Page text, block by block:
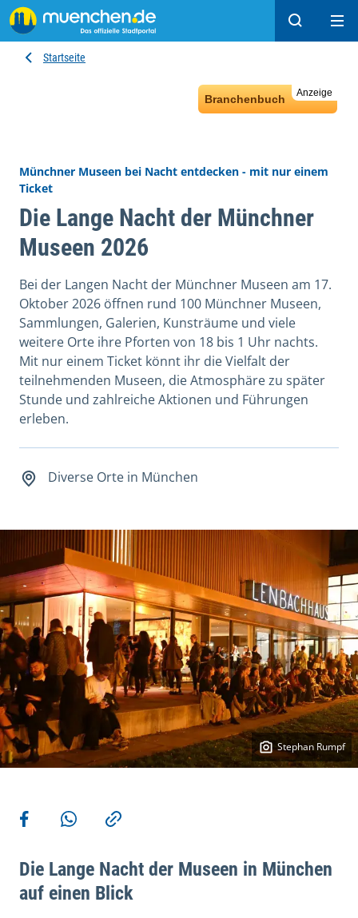
Suchen
Startseite
Anzeige
Branchenbuch
Münchner Museen bei Nacht entdecken - mit nur einem
Ticket
Die Lange Nacht der Münchner
Museen 2026
Bei der Langen Nacht der Münchner Museen am 17.
Oktober 2026 öffnen rund 100 Münchner Museen,
Sammlungen, Galerien, Kunsträume und viele
weitere Orte ihre Pforten von 18 bis 1 Uhr nachts.
Mit nur einem Ticket könnt ihr die Vielfalt der
teilnehmenden Museen, die Atmosphäre zu später
Stunde und zahlreiche Aktionen und Führungen
erleben.
Datum und Veranstaltungsort
Diverse Orte in München
Stephan Rumpf
Weitere Aktionen
Teilen auf Facebook
Teilen via WhatsApp
Kopieren
Die Lange Nacht der Museen in München
auf einen Blick